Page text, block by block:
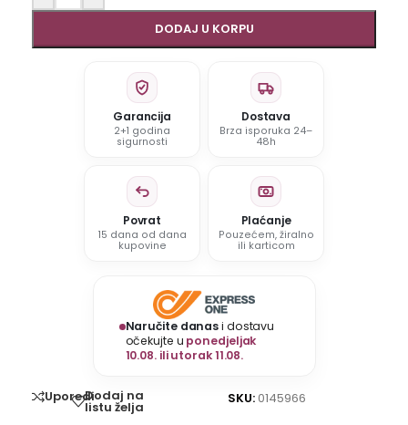
DODAJ U KORPU
Garancija
2+1 godina
sigurnosti
Dostava
Brza isporuka 24–
48h
Povrat
15 dana od dana
kupovine
Plaćanje
Pouzećem, žiralno
ili karticom
Naručite danasi dostavu
očekujte u ponedjeljak
10.08. ili utorak 11.08.
UporediDodaj na
listu želja
SKU: 0145966